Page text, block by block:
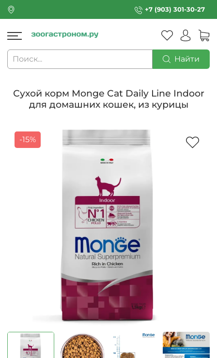
+7 (903) 301-30-27
Найти
Сухой корм Monge Cat Daily Line Indoor
для домашних кошек, из курицы
-15%